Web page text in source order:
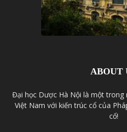
ABOUT
Đại học Dược Hà Nội là một trong
Việt Nam với kiến trúc cổ của
cổ!